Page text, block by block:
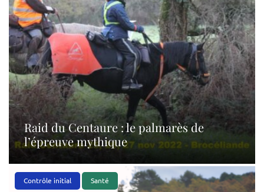
Raid du Centaure : le palmarès de
l’épreuve mythique
Contrôle initial Santé